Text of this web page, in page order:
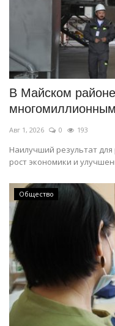
В Майском
Авг 1, 2026 0 193
Наилучший результат
рост экономики и
Общество